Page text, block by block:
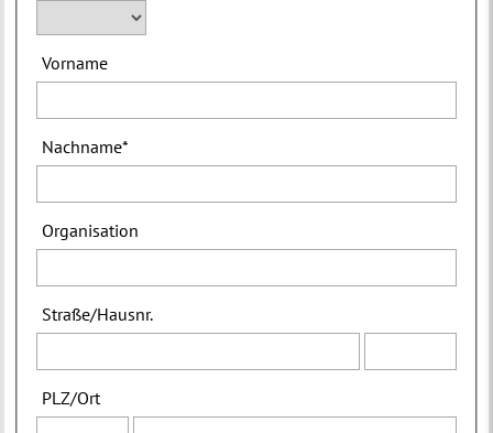
Vorname
Nachname*
Organisation
Straße/Hausnr.
PLZ/Ort